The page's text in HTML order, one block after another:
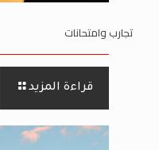
تجارب وامتحانات
قراءة المزيد